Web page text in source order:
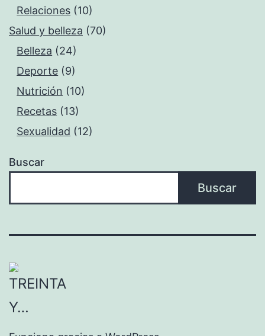
Relaciones (10)
Salud y belleza (70)
Belleza (24)
Deporte (9)
Nutrición (10)
Recetas (13)
Sexualidad (12)
Buscar
Buscar